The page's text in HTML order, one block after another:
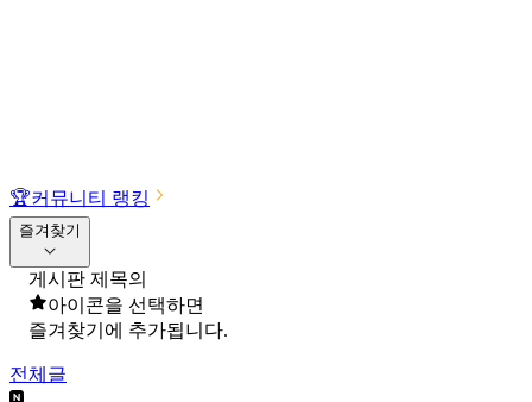
🏆커뮤니티 랭킹
즐겨찾기
게시판 제목의
아이콘을 선택하면
즐겨찾기에 추가됩니다.
전체글